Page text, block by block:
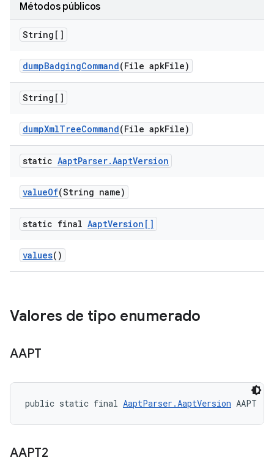
Métodos públicos
String[]
dumpBadgingCommand(File apkFile)
String[]
dumpXmlTreeCommand(File apkFile)
static AaptParser.AaptVersion
valueOf(String name)
static final AaptVersion[]
values()
Valores de tipo enumerado
AAPT
public static final AaptParser.AaptVersion AAPT
AAPT2